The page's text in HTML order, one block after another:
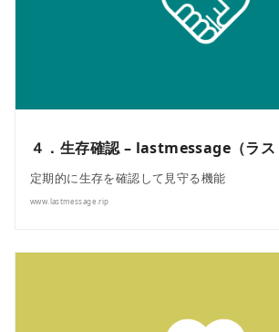
４．生存確認 – lastmessage（ラス
定期的に生存を確認して見守る機能
www.lastmessage.rip